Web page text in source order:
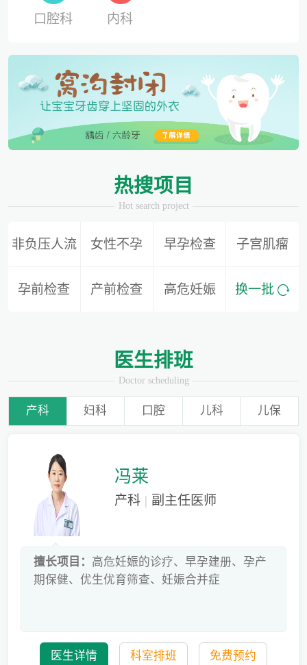
口腔科 内科
热搜项目
Hot search project
非负压人流 女性不孕 早孕检查 子宫肌瘤
孕前检查 产前检查 高危妊娠 换一批
医生排班
Doctor scheduling
产科 妇科 口腔 儿科 儿保
冯莱
产科 | 副主任医师
擅长项目： 高危妊娠的诊疗、早孕建册、孕产
期保健、优生优育筛查、妊娠合并症
医生详情 科室排班 免费预约